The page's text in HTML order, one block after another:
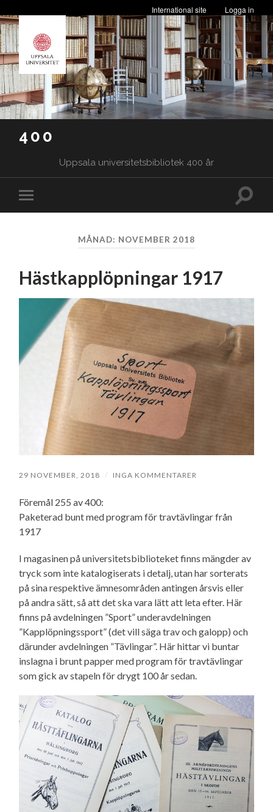
Logga in
International site
400
Uppsala universitetsbibliotek 400 år
på/av
Slå
MÅNAD: NOVEMBER 2018
Hästkapplöpningar 1917
29 NOVEMBER, 2018 / INGA KOMMENTARER
Föremål 255 av 400:
Paketerad bunt med program för travtävlingar från
1917
I magasinen på universitetsbiblioteket finns mängder av
tryck som inte katalogiserats i detalj, utan har sorterats
på sina respektive ämnesområden antingen årsvis eller
på andra sätt, så att det ska vara lätt att leta efter. Här
finns på avdelningen ”Sport” underavdelningen
”Kapplöpningssport” (det vill säga trav och galopp) och
därunder avdelningen ”Tävlingar”. Här hittar vi buntar
inslagna i brunt papper med program för travtävlingar
som gick av stapeln för drygt 100 år sedan.